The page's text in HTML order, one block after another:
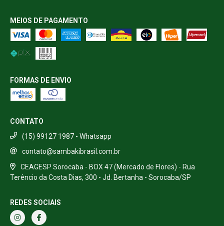
MEIOS DE PAGAMENTO
FORMAS DE ENVIO
CONTATO
(15) 99127 1987 - Whatsapp
contato@sambakibrasil.com.br
CEAGESP Sorocaba - BOX 47 (Mercado de Flores) - Rua
Terêncio da Costa Dias, 300 - Jd. Bertanha - Sorocaba/SP
REDES SOCIAIS